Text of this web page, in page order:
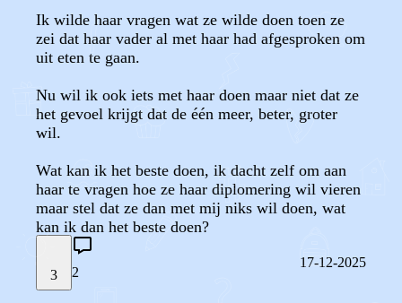
Ik wilde haar vragen wat ze wilde doen toen ze
zei dat haar vader al met haar had afgesproken om
uit eten te gaan.
Nu wil ik ook iets met haar doen maar niet dat ze
het gevoel krijgt dat de één meer, beter, groter
wil.
Wat kan ik het beste doen, ik dacht zelf om aan
haar te vragen hoe ze haar diplomering wil vieren
maar stel dat ze dan met mij niks wil doen, wat
kan ik dan het beste doen?
3 2
17-12-2025